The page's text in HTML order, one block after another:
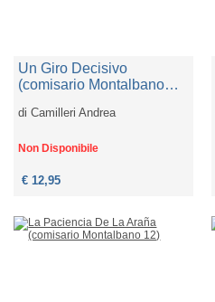
Un Giro Decisivo
(comisario Montalbano
diCamilleri Andrea
Non Disponibile
€ 12,95